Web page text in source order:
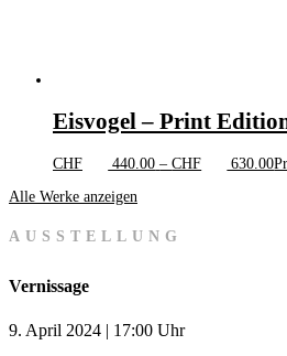
Eisvogel – Print
CHF 440.00 –CHF 630.00
Alle Werke anzeigen
AUSSTELLUNG
Vernissage
9. April 2024 | 17:00 Uhr